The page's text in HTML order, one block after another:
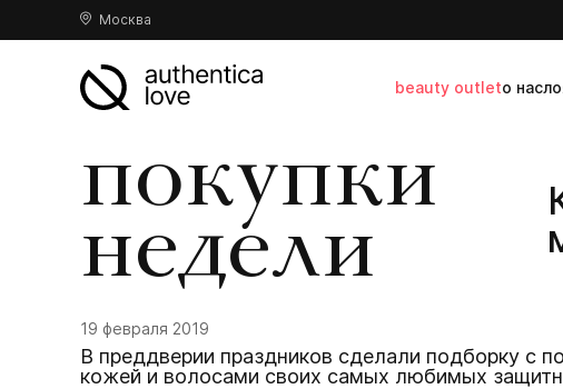
Москва
beauty outletо нас
покупки
недели
19 февраля 2019
В преддверии праздников сделали подборку с
кожей и волосами своих самых любимых